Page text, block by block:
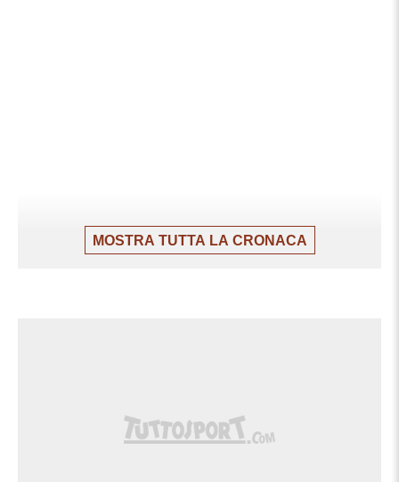
MOSTRA TUTTA LA CRONACA